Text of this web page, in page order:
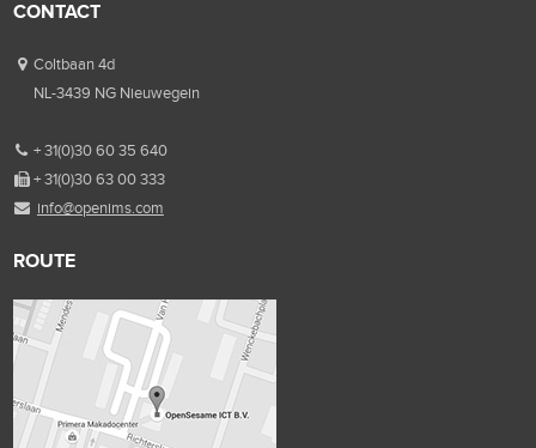
CONTACT
Coltbaan 4d
NL-3439 NG Nieuwegein
+ 31(0)30 60 35 640
+ 31(0)30 63 00 333
info@openims.com
ROUTE